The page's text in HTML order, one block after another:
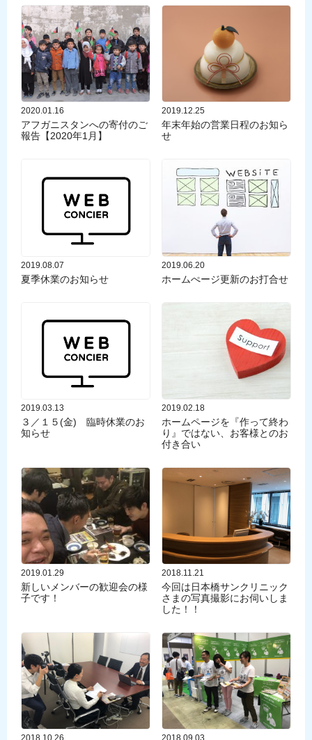
2020.01.16
アフガニスタンへの寄付のご
報告【2020年1月】
2019.12.25
年末年始の営業日程のお知ら
せ
2019.08.07
夏季休業のお知らせ
2019.06.20
ホームぺージ更新のお打合せ
2019.03.13
３／１５(金) 臨時休業のお
知らせ
2019.02.18
ホームページを『作って終わ
り』ではない、お客様とのお
付き合い
2019.01.29
新しいメンバーの歓迎会の様
子です！
2018.11.21
今回は日本橋サンクリニック
さまの写真撮影にお伺いしま
した！！
2018.10.26 2018.09.03